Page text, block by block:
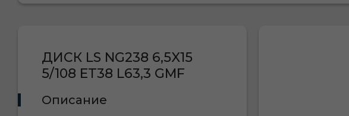
ДИСК LS NG238 6,5X15
5/108 ET38 L63,3 GMF
Описание